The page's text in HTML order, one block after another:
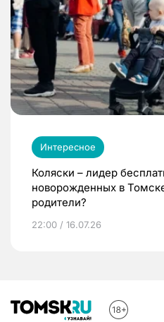
Интересное
Коляски – лидер
новорожденных в
родители?
22:00 / 16.07.26